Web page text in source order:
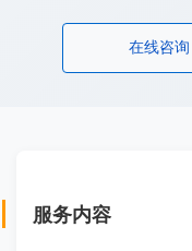
在线咨询
服务内容